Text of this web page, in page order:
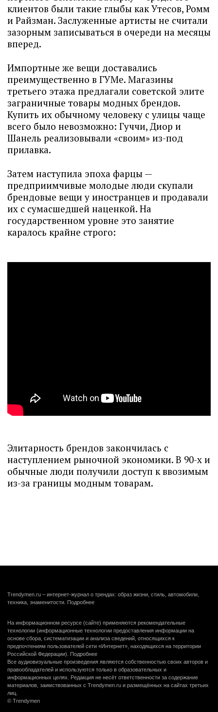
клиентов были такие глыбы как Утесов, Ромм
и Райзман. Заслуженные артисты не считали
зазорным записываться в очереди на месяцы
вперед.
Импортные же вещи доставались
преимущественно в ГУМе. Магазины
третьего этажа предлагали советской элите
заграничные товары модных брендов.
Купить их обычному человеку с улицы чаще
всего было невозможно: Гуччи, Диор и
Шанель реализовывали «своим» из-под
прилавка.
Затем наступила эпоха фарцы —
предприимчивые молодые люди скупали
брендовые вещи у иностранцев и продавали
их с сумасшедшей наценкой. На
государственном уровне это занятие
каралось крайне строго:
Элитарность брендов закончилась с
наступлением рыночной экономики. В 90-х и
обычные люди получили доступ к ввозимым
из-за границы модным товарам.
Trendymen.ru – интернет-журнал о трендах: образ жизни, стиль, автомобили,
техника, знаменитости. Подробнее
На информационном ресурсе (сайте) применяются рекомендательные
технологии (информационные технологии предоставления информации на
основе сбора, систематизации и анализа сведений, относящихся к
предпочтениям пользователей сети «Интернет», находящихся на территории
Российской Федерации). Подробнее
Все аудиовизуальные произведения являются собственностью своих авторов и
правообладателей и используются только в образовательных и
информационных целях. Редакция не несёт ответственности за содержание
материалов, заимствованных с Trendymen.ru и размещённых на сайтах третьих
лиц.
© Trendymen